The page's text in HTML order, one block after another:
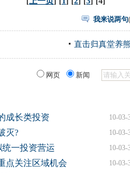
我来说两句(
直击归真堂养
网页 新闻
10-03-
成长类投资
10-03-
灭?
10-03-
一投资营运
10-03-
点关注区域机会